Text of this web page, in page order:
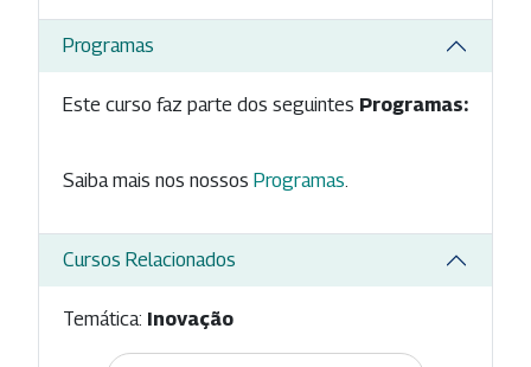
Programas
Este curso faz parte dos seguintes Programas:
Saiba mais nos nossos Programas
Cursos Relacionados
Temática: Inovação